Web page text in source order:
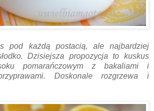
pod każdą postacią, ale najbardziej
Dzisiejsza propozycja to kuskus
pomarańczowym z bakaliami i
Doskonale rozgrzewa i